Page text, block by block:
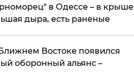
в Одессе – в крыше
дыра, есть раненые
Востоке появился
оборонный альянс –